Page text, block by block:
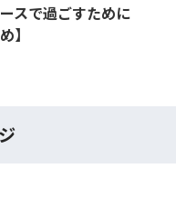
スで過ごすために
】